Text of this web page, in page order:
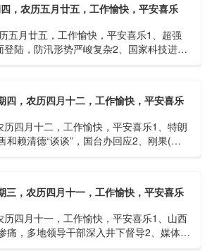
，农历五月廿五，工作愉快，平安喜乐
五月廿五，工作愉快，平安喜乐1、超强
登陆，防汛形势严峻复杂2、国家科技进步
四，农历四月十二，工作愉快，平安喜乐
四月十二，工作愉快，平安喜乐1、特朗
和赖清德“谈谈”，国台办回应2、刚果(金)
三，农历四月十一，工作愉快，平安喜乐
四月十一，工作愉快，平安喜乐1、山西
痛，多地领导干部深入井下督导2、媒体：